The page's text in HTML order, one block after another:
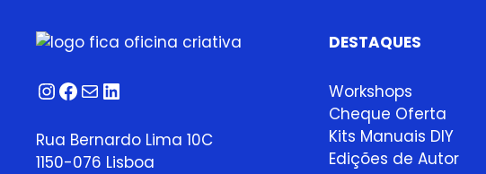
ser
do
Instagram
Facebook
Correio
LinkedIn
Rua Bernardo Lima 10C
1150-076 Lisboa
DESTAQUES
Workshops
Cheque Oferta
Kits Manuais DIY
Edições de Autor